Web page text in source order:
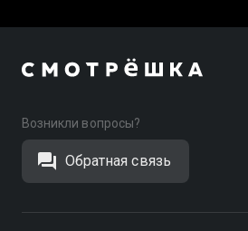
Возникли вопросы?
Обратная связь